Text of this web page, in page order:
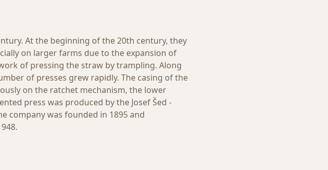
At the beginning of the 20th century, they
on larger farms due to the expansion of
of pressing the straw by trampling. Along
of presses grew rapidly. The casing of the
on the ratchet mechanism, the lower
press was produced by the Josef Šed -
company was founded in 1895 and